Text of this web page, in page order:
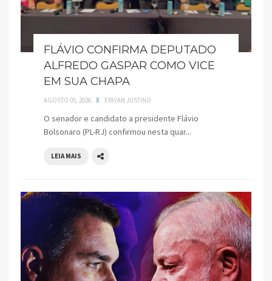
FLÁVIO CONFIRMA DEPUTADO
ALFREDO GASPAR COMO VICE
EM SUA CHAPA
AGOSTO 05, 2026 X ERIVAN JUSTINO
O senador e candidato a presidente Flávio
Bolsonaro (PL-RJ) confirmou nesta quar...
LEIA MAIS